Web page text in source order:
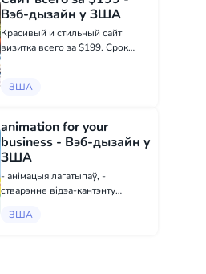
прафесійна створаныя вэб-
сайты, якія спр...
Вэб-дызайн у ЗША
Красивый и стильный сайт
визитка всего за $199. Срок
097 916 79 19 - WhatsApp
ЗША
animation for your
business - Вэб-дызайн у
ЗША
- анімацыя лагатыпаў, -
стварэнне відэа-кантэнту
2D, 3D, моўн-дызайн,
ЗША